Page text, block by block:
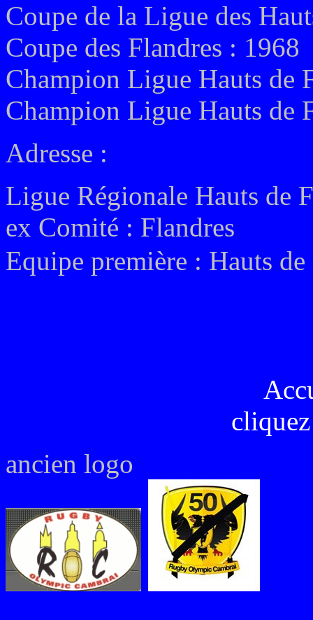
Coupe de la Ligue des
Coupe des Flandres : 1968
Champion Ligue Hauts de
Champion Ligue Hauts de
Adresse :
Ligue Régionale Hauts de
ex Comité : Flandres
Equipe première : Hauts de
ancien logo